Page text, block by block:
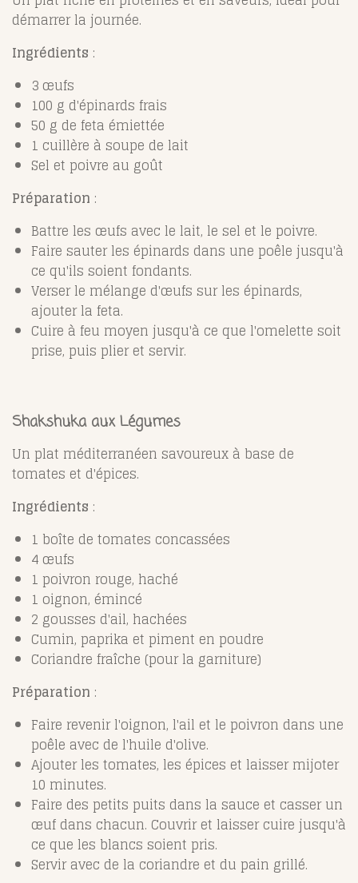
démarrer la journée.
Ingrédients :
3 œufs
100 g d'épinards frais
50 g de feta émiettée
1 cuillère à soupe de lait
Sel et poivre au goût
Préparation :
Battre les œufs avec le lait, le sel et le poivre.
Faire sauter les épinards dans une poêle jusqu'à
ce qu'ils soient fondants.
Verser le mélange d'œufs sur les épinards,
ajouter la feta.
Cuire à feu moyen jusqu'à ce que l'omelette soit
prise, puis plier et servir.
Shakshuka aux Légumes
Un plat méditerranéen savoureux à base de
tomates et d'épices.
Ingrédients :
1 boîte de tomates concassées
4 œufs
1 poivron rouge, haché
1 oignon, émincé
2 gousses d'ail, hachées
Cumin, paprika et piment en poudre
Coriandre fraîche (pour la garniture)
Préparation :
Faire revenir l'oignon, l'ail et le poivron dans une
poêle avec de l'huile d'olive.
Ajouter les tomates, les épices et laisser mijoter
10 minutes.
Faire des petits puits dans la sauce et casser un
œuf dans chacun. Couvrir et laisser cuire jusqu'à
ce que les blancs soient pris.
Servir avec de la coriandre et du pain grillé.